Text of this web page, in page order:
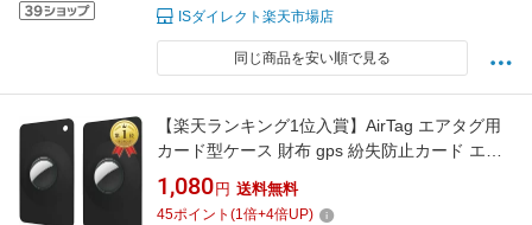
ISダイレクト楽天市場店
同じ商品を安い順で見る
【楽天ランキング1位入賞】AirTag エアタグ用
カード型ケース 財布 gps 紛失防止カード エア
タグケース 極薄 盗難防止 ウォレットカードホ
ルダー 軽量 防水 耐衝撃 (ブラック2個セット)
1,080 円 送料無料
45ポイント (1倍+4倍UP)